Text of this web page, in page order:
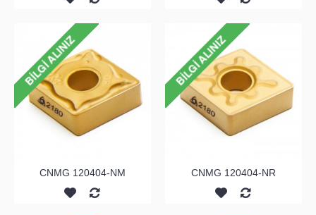
CNMG 120404-NM CNMG 120404-NR